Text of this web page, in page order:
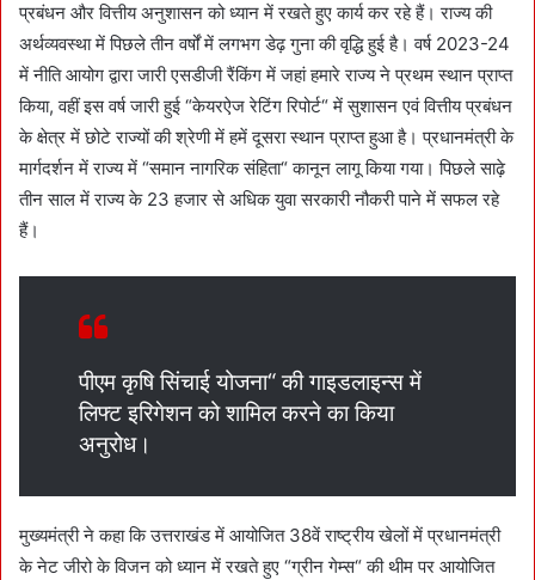
प्रबंधन और वित्तीय अनुशासन को ध्यान में रखते हुए कार्य कर रहे हैं। राज्य की
अर्थव्यवस्था में पिछले तीन वर्षों में लगभग डेढ़ गुना की वृद्धि हुई है। वर्ष 2023-24
में नीति आयोग द्वारा जारी एसडीजी रैंकिंग में जहां हमारे राज्य ने प्रथम स्थान प्राप्त
किया, वहीं इस वर्ष जारी हुई “केयरऐज रेटिंग रिपोर्ट“ में सुशासन एवं वित्तीय प्रबंधन
के क्षेत्र में छोटे राज्यों की श्रेणी में हमें दूसरा स्थान प्राप्त हुआ है। प्रधानमंत्री के
मार्गदर्शन में राज्य में “समान नागरिक संहिता“ कानून लागू किया गया। पिछले साढ़े
तीन साल में राज्य के 23 हजार से अधिक युवा सरकारी नौकरी पाने में सफल रहे
हैं।
पीएम कृषि सिंचाई योजना“ की गाइडलाइन्स में
लिफ्ट इरिगेशन को शामिल करने का किया
अनुरोध।
मुख्यमंत्री ने कहा कि उत्तराखंड में आयोजित 38वें राष्ट्रीय खेलों में प्रधानमंत्री
के नेट जीरो के विजन को ध्यान में रखते हुए “ग्रीन गेम्स“ की थीम पर आयोजित